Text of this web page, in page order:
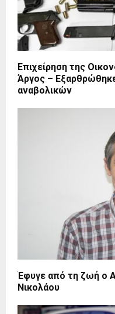
Επιχείρηση της
Άργος –
αναβολικών
Έφυγε από τη ζωή ο
Νικολάου